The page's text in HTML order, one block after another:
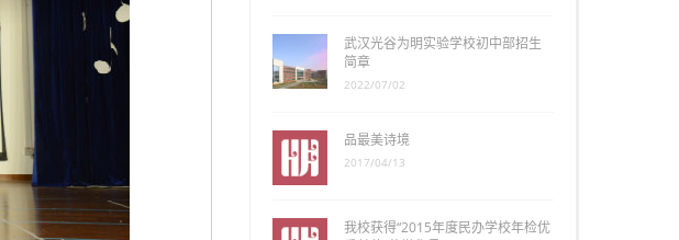
武汉光谷为明实验学校初中部招生
简章
2022/07/02
品最美诗境
2017/04/13
我校获得“2015年度民办学校年检优